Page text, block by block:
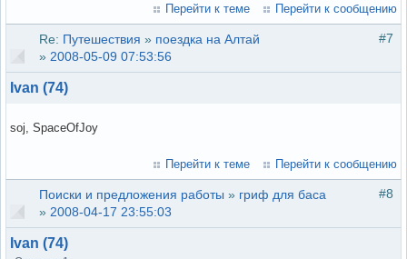
Перейти к теме Перейти к сообщению
#7
Re: Путешествия » поездка на Алтай
» 2008-05-09 07:53:56
Ivan (74)
soj, SpaceOfJoy
Перейти к теме Перейти к сообщению
#8
Поиски и предложения работы » гриф для баса
» 2008-04-17 23:55:03
Ivan (74)